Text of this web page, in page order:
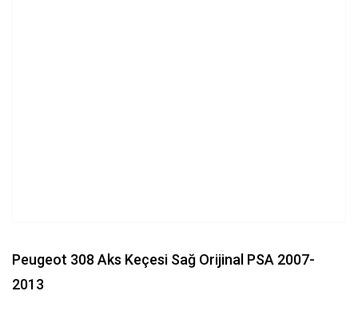
Peugeot 308 Aks Keçesi Sağ Orijinal PSA 2007-
2013